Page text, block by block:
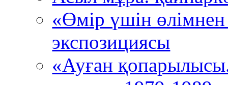
«Өмір үшін
экспозициясы
«Ауған